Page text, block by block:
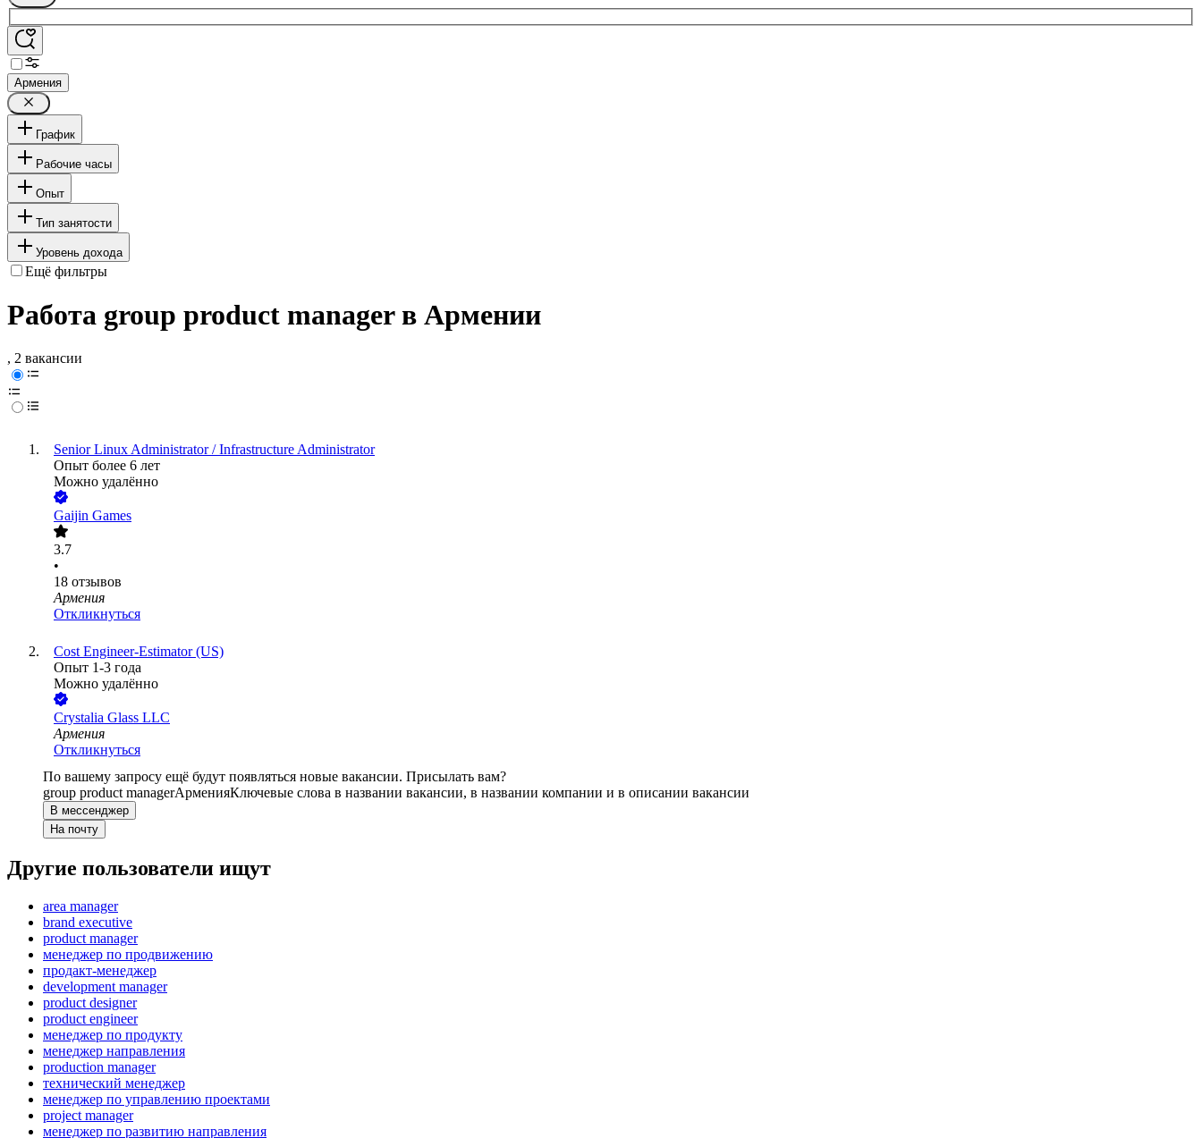
Армения
График
Рабочие часы
Опыт
Тип занятости
Уровень дохода
Ещё фильтры
Работа group product manager в Армении
, 2 вакансии
Senior Linux Administrator / Infrastructure Administrator
Опыт более 6 лет
Можно удалённо
Gaijin Games
3.7
•
18 отзывов
Армения
Откликнуться
Cost Engineer-Estimator (US)
Опыт 1-3 года
Можно удалённо
Crystalia Glass LLC
Армения
Откликнуться
По вашему запросу ещё будут появляться новые вакансии. Присылать вам?
group product managerАрменияКлючевые слова в названии вакансии, в названии компании и в описании вакансии
В мессенджер
На почту
Другие пользователи ищут
area manager
brand executive
product manager
менеджер по продвижению
продакт-менеджер
development manager
product designer
product engineer
менеджер по продукту
менеджер направления
production manager
технический менеджер
менеджер по управлению проектами
project manager
менеджер по развитию направления